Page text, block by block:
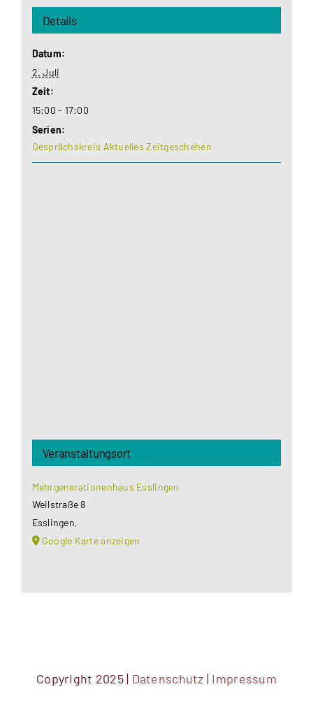
Details
Datum:
2. Juli
Zeit:
15:00 - 17:00
Serien:
Gesprächskreis Aktuelles Zeitgeschehen
Veranstaltungsort
Mehrgenerationenhaus Esslingen
Weilstraße 8
Esslingen,
Google Karte anzeigen
Copyright 2025 | Datenschutz | Impressum